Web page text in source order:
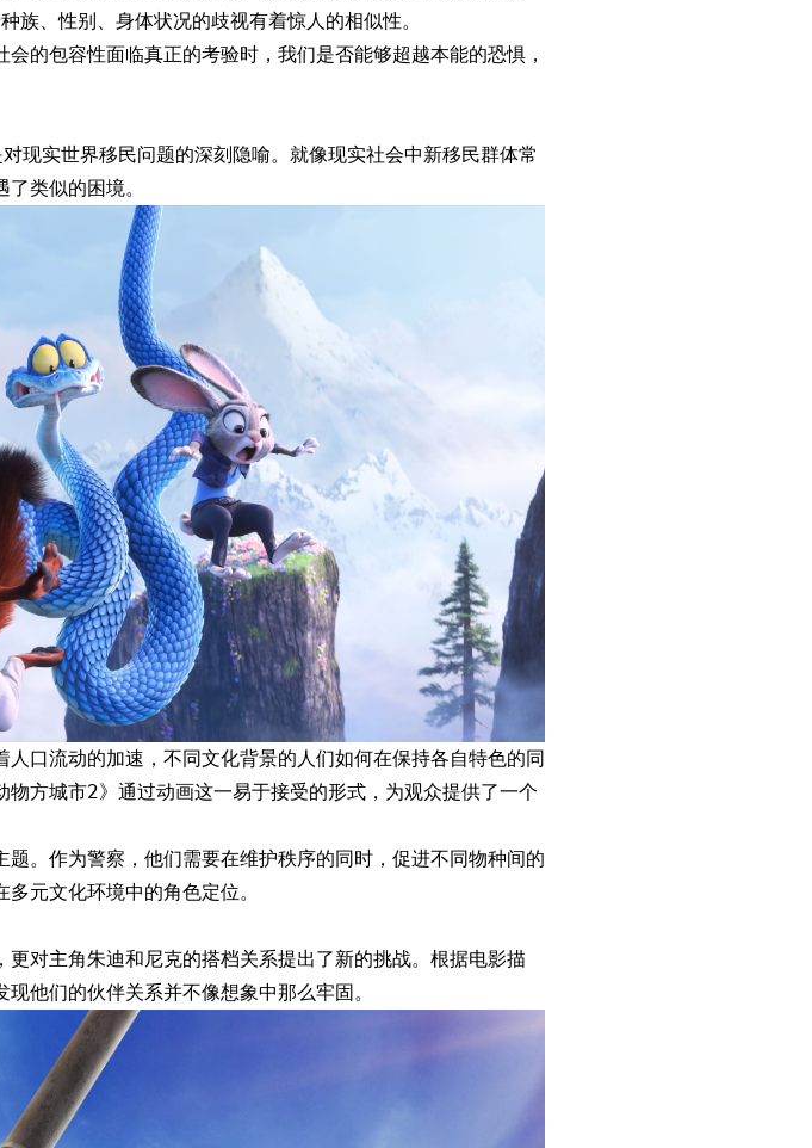
、性别、身体状况的歧视有着惊人的相似性。
的包容性面临真正的考验时，我们是否能够超越本能的恐惧，
现实世界移民问题的深刻隐喻。就像现实社会中新移民群体常
类似的困境。
口流动的加速，不同文化背景的人们如何在保持各自特色的同
方城市2》通过动画这一易于接受的形式，为观众提供了一个
。作为警察，他们需要在维护秩序的同时，促进不同物种间的
元文化环境中的角色定位。
对主角朱迪和尼克的搭档关系提出了新的挑战。根据电影描
他们的伙伴关系并不像想象中那么牢固。